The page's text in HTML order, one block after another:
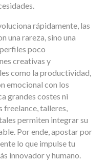
rápidamente, las
una rareza, sino una
poco
creativas y
como la productividad,
emocional con los
grandes costes ni
freelance, talleres,
permiten integrar su
Por ende, apostar por
lo que impulse tu
innovador y humano.